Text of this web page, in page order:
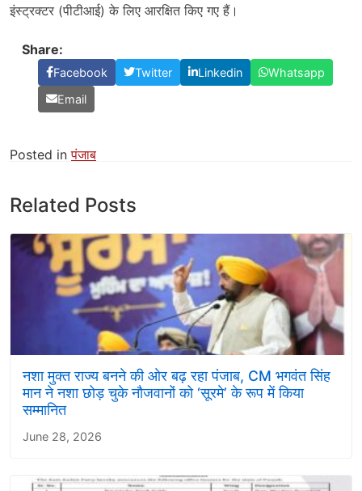
इंस्ट्रक्टर (पीटीआई) के लिए आरक्षित किए गए हैं।
Share:
Facebook Twitter Linkedin
Whatsapp
Email
Posted inपंजाब
Related Posts
नशा मुक्त राज्य बनने की ओर बढ़ रहा पंजाब, CM भगवंत सिंह
मान ने नशा छोड़ चुके नौजवानों को ‘सूरमे’ के रूप में किया
सम्मानित
June 28, 2026